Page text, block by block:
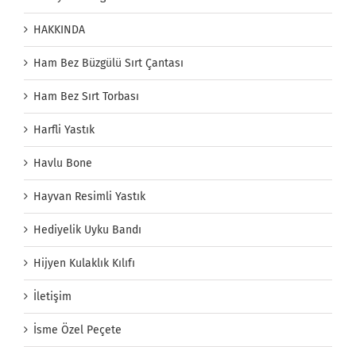
HAKKINDA
Ham Bez Büzgülü Sırt Çantası
Ham Bez Sırt Torbası
Harfli Yastık
Havlu Bone
Hayvan Resimli Yastık
Hediyelik Uyku Bandı
Hijyen Kulaklık Kılıfı
İletişim
İsme Özel Peçete